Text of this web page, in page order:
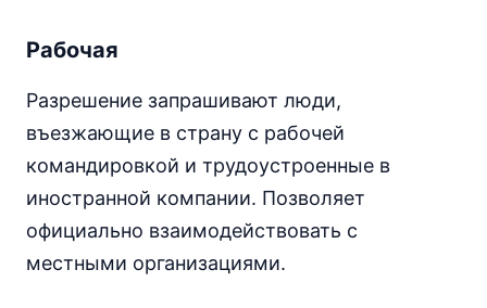
Рабочая
Разрешение запрашивают люди,
въезжающие в страну с рабочей
командировкой и трудоустроенные в
иностранной компании. Позволяет
официально взаимодействовать с
местными организациями.